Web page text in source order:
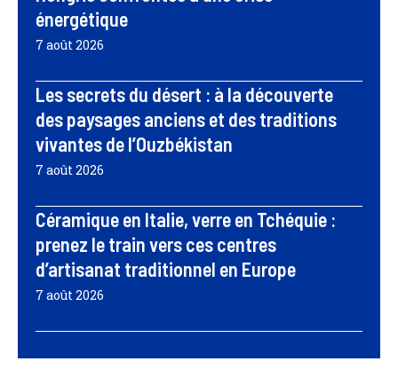
énergétique
7 août 2026
Les secrets du désert : à la découverte
des paysages anciens et des traditions
vivantes de l’Ouzbékistan
7 août 2026
Céramique en Italie, verre en Tchéquie :
prenez le train vers ces centres
d’artisanat traditionnel en Europe
7 août 2026